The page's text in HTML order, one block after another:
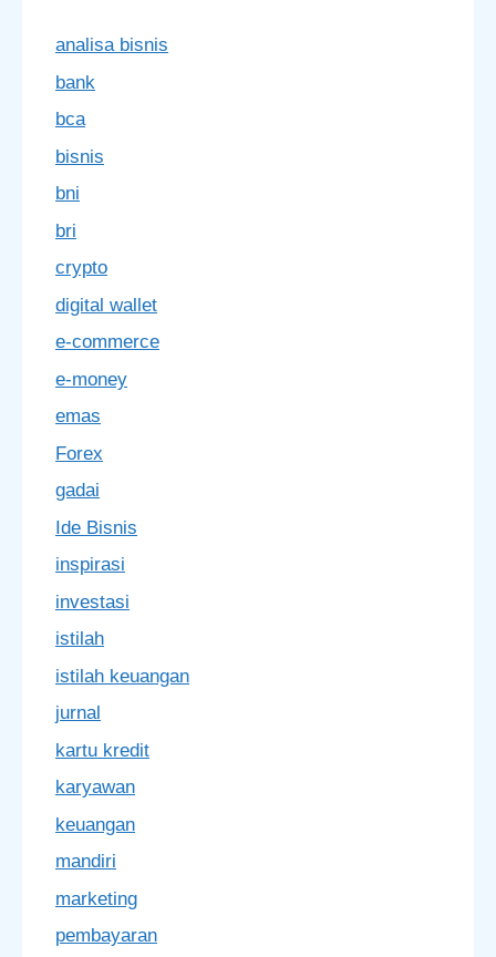
analisa bisnis
bank
bca
bisnis
bni
bri
crypto
digital wallet
e-commerce
e-money
emas
Forex
gadai
Ide Bisnis
inspirasi
investasi
istilah
istilah keuangan
jurnal
kartu kredit
karyawan
keuangan
mandiri
marketing
pembayaran